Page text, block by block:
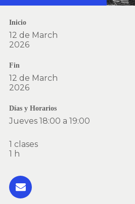
Inicio
12 de March
2026
Fin
12 de March
2026
Días y Horarios
Jueves 18:00 a 19:00
1 clases
1 h